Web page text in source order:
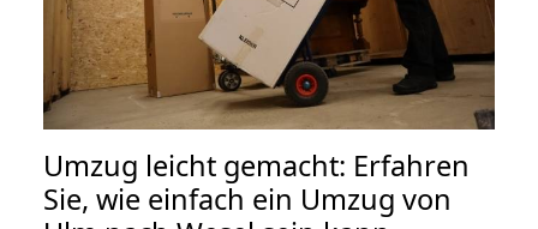
Umzug leicht gemacht: Erfahren
Sie, wie einfach ein Umzug von